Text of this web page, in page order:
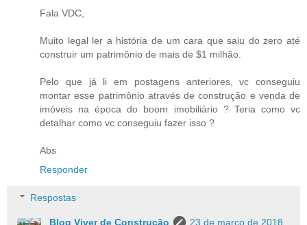
Fala VDC,
Muito legal ler a história de um cara que saiu do zero até
construir um patrimônio de mais de $1 milhão.
Pelo que já li em postagens anteriores, vc conseguiu
montar esse patrimônio através de construção e venda de
imóveis na época do boom imobiliário ? Teria como vc
detalhar como vc conseguiu fazer isso ?
Abs
Responder
Respostas
Blog Viver de Construção 23 de março de 2018